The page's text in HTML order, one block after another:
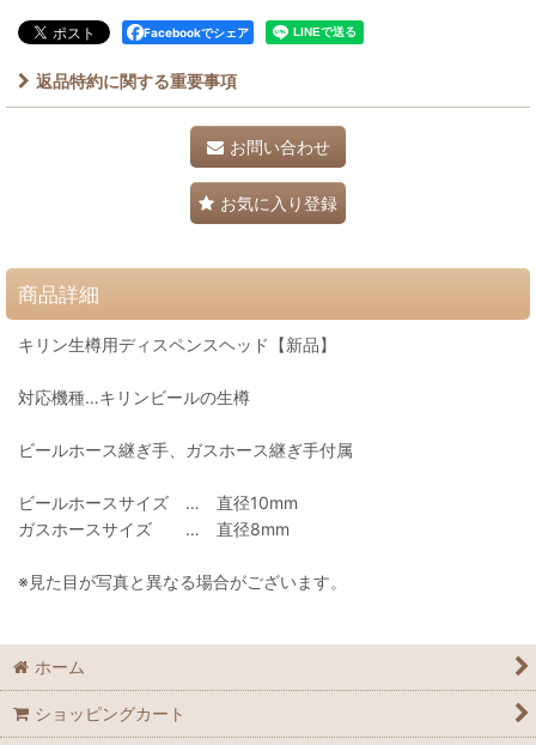
Facebookでシェア
返品特約に関する重要事項
お問い合わせ
お気に入り登録
商品詳細
キリン生樽用ディスペンスヘッド【新品】
対応機種…キリンビールの生樽
ビールホース継ぎ手、ガスホース継ぎ手付属
ビールホースサイズ … 直径10mm
ガスホースサイズ … 直径8mm
※見た目が写真と異なる場合がございます。
ホーム
ショッピングカート